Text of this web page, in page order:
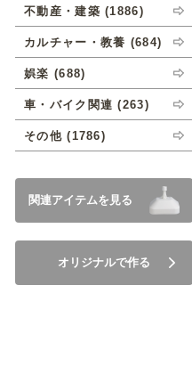
不動産・建築 (1886)
カルチャー・教養 (684)
娯楽 (688)
車・バイク関連 (263)
その他 (1786)
関連アイテムを見る
オリジナルで作る